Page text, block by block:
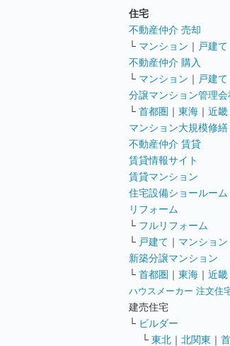
住宅
不動産仲介 売却
└ マンション ｜ 戸建て
不動産仲介 購入
└ マンション ｜ 戸建て
分譲マンション管理会
└ 首都圏 ｜ 東海 ｜ 近畿
マンション大規模修繕
不動産仲介 賃貸
賃貸情報サイト
賃貸マンション
住宅設備ショールーム
リフォーム
└ フルリフォーム
└ 戸建て ｜ マンション
新築分譲マンション
└ 首都圏 ｜ 東海 ｜ 近畿
ハウスメーカー 注文住
建売住宅
└ ビルダー
└ 東北 ｜ 北関東 ｜